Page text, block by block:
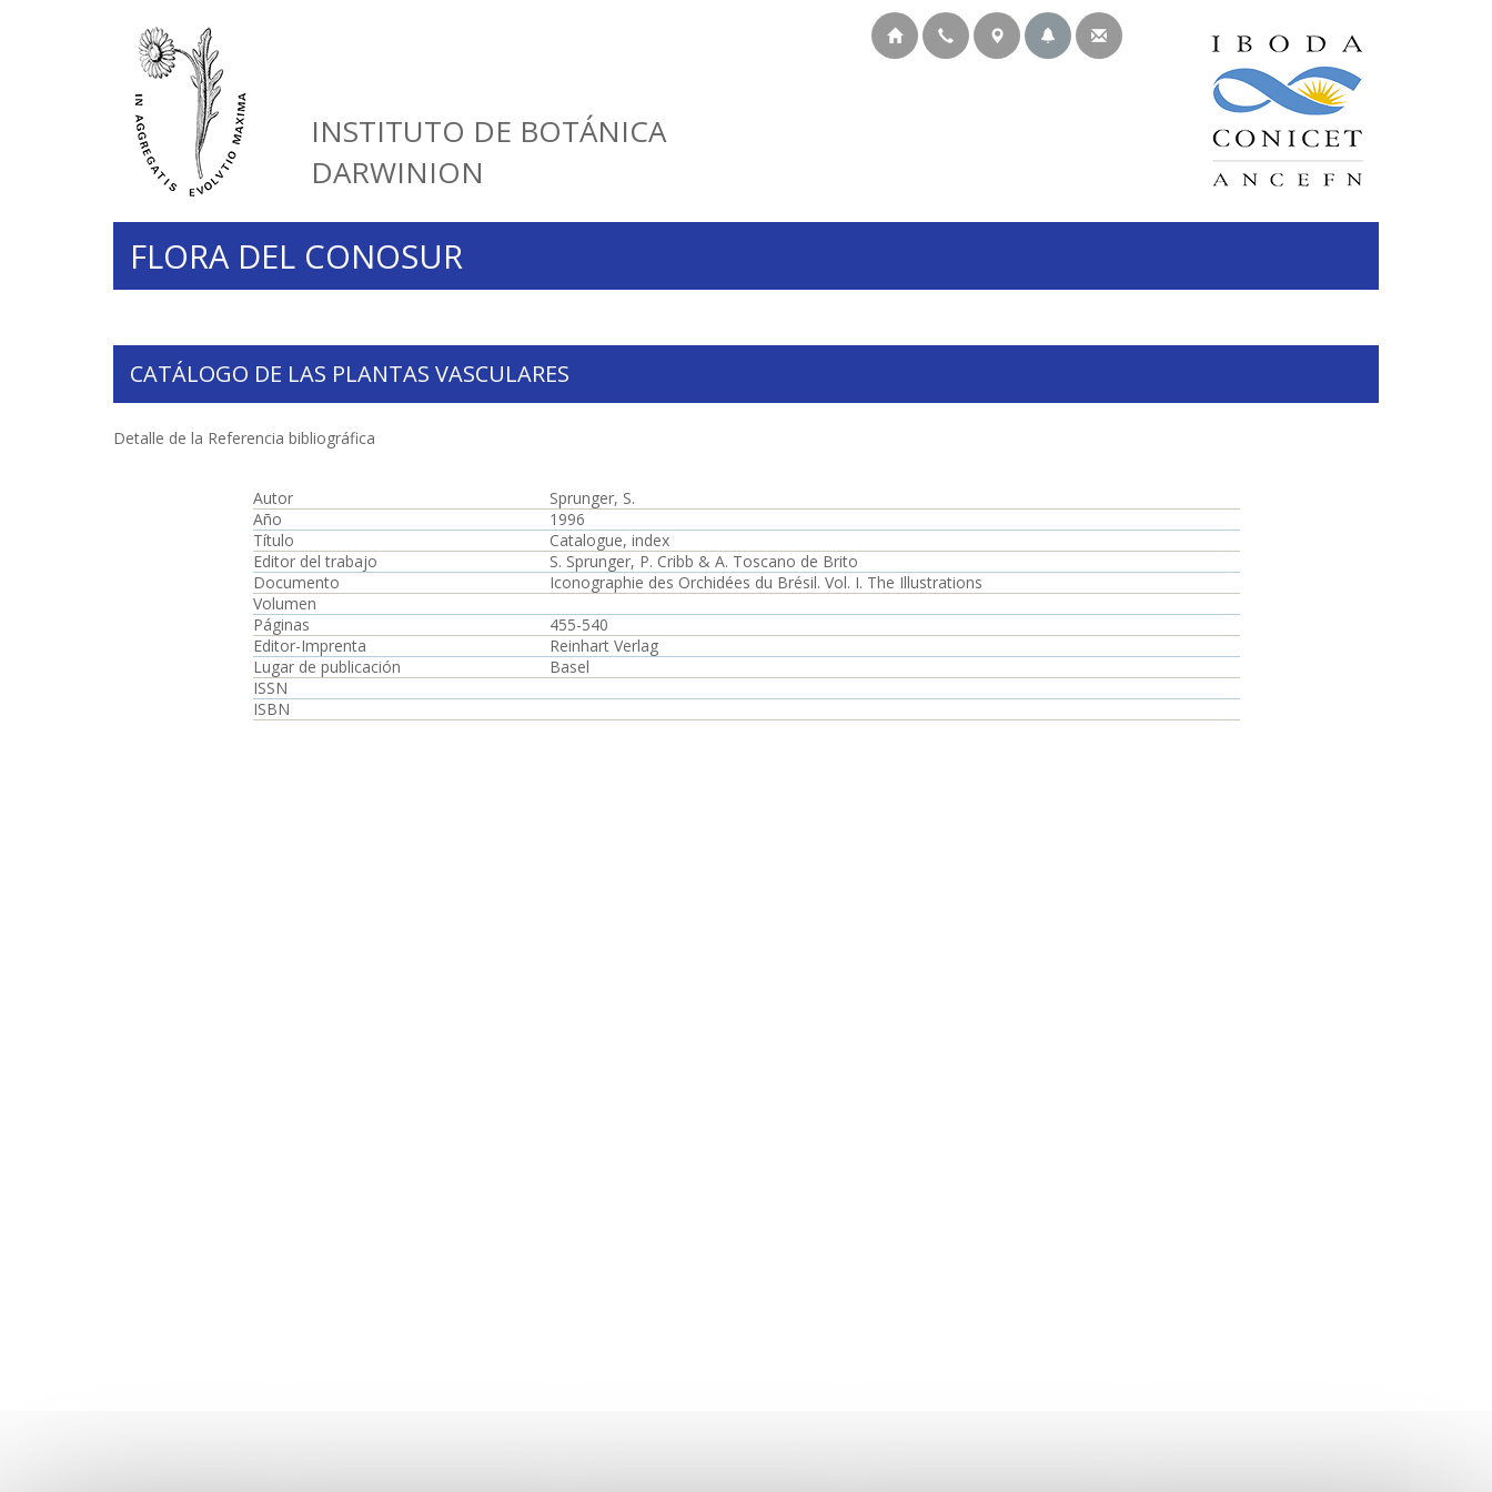
INSTITUTO DE BOTÁNICA
DARWINION
FLORA DEL CONOSUR
CATÁLOGO DE LAS PLANTAS VASCULARES
Detalle de la Referencia bibliográfica
Autor
Sprunger, S.
Año
1996
Título
Catalogue, index
Editor del trabajo
S. Sprunger, P. Cribb & A. Toscano de Brito
Documento
Iconographie des Orchidées du Brésil. Vol. I. The Illustrations
Volumen
Páginas
455-540
Editor-Imprenta
Reinhart Verlag
Lugar de publicación
Basel
ISSN
ISBN